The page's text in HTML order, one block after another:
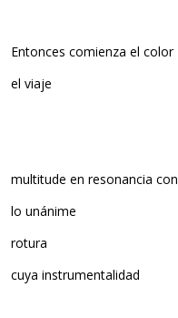
Entonces comienza el color
el viaje
multitude en resonancia con
lo unánime
rotura
cuya instrumentalidad